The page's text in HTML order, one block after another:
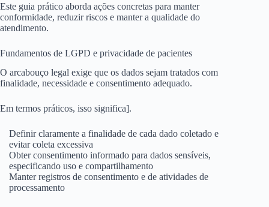
Este guia prático aborda ações concretas para manter
conformidade, reduzir riscos e manter a qualidade do
atendimento.
Fundamentos de LGPD e privacidade de pacientes
O arcabouço legal exige que os dados sejam tratados com
finalidade, necessidade e consentimento adequado.
Em termos práticos, isso significa].
Definir claramente a finalidade de cada dado coletado e
evitar coleta excessiva
Obter consentimento informado para dados sensíveis,
especificando uso e compartilhamento
Manter registros de consentimento e de atividades de
processamento